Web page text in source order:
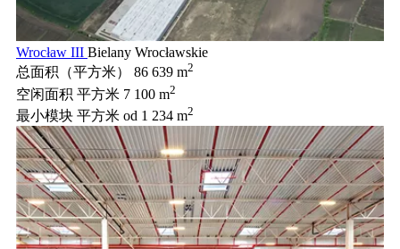
Wrocław III Bielany Wrocławskie
总面积（平方米）
86 639 m2
空闲面积 平方米 7 100 m2
最小模块 平方米 od 1 234 m2